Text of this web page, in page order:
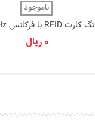
ناموجود
تگ کارت RFID با فرکانس 125KHz
0 ریال